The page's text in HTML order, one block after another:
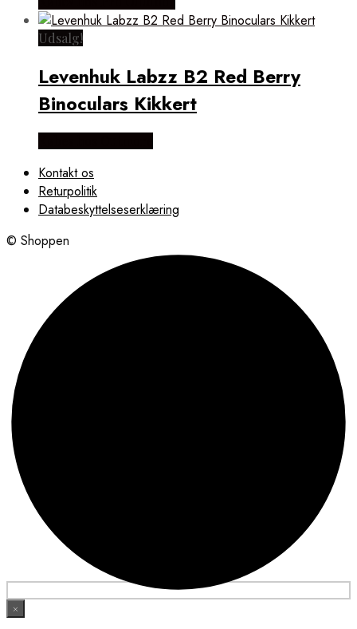
Udsalg!
Levenhuk Labzz B2 Red Berry
Binoculars Kikkert
Kontakt os
Returpolitik
Databeskyttelseserklæring
© Shoppen
×